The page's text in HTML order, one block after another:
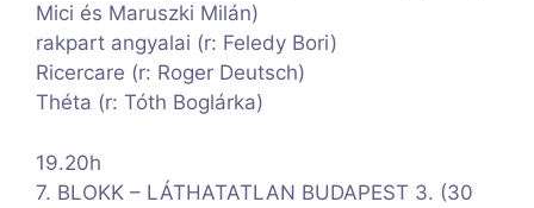
Mici és Maruszki Milán)
rakpart angyalai (r: Feledy Bori)
Ricercare (r: Roger Deutsch)
Théta (r: Tóth Boglárka)
19.20h
7. BLOKK – LÁTHATATLAN BUDAPEST 3. (30